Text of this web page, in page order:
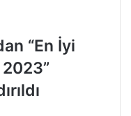
“En İyi